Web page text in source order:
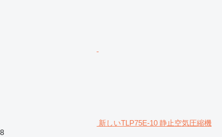
新しいTLP75E-10 静止空気圧縮機
8